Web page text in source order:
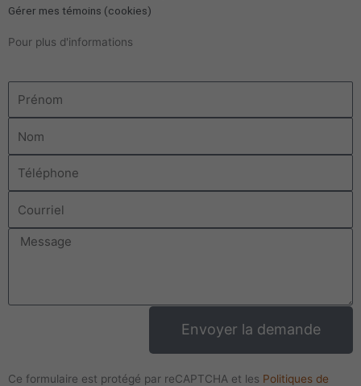
Gérer mes témoins (cookies)
Pour plus d'informations
Message
Envoyer la demande
Ce formulaire est protégé par reCAPTCHA et les Politiques de